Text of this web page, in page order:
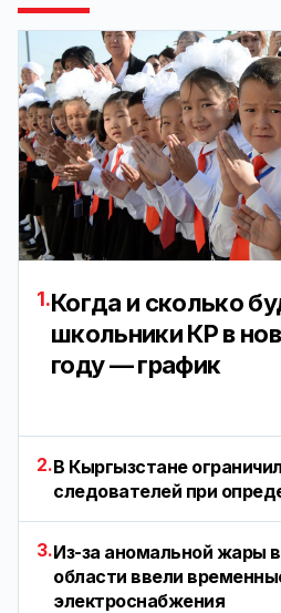
1.Когда и сколько
школьники КР в
году — график
2.В Кыргызстане
следователей при
3.Из-за аномальной жары
области ввели
электроснабжения